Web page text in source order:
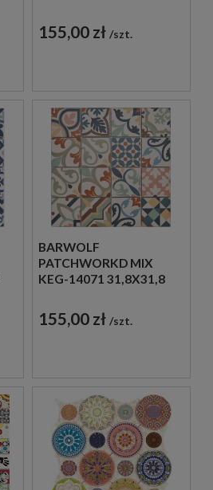
GRESOWA
PATCHWORKOWA
155,00 zł szt.
BARWOLF
PATCHWORKD MIX
KEG-14071 31,8X31,8
PATCHWORKOWA
155,00 zł szt.